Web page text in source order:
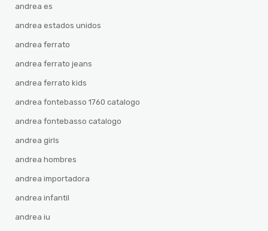
andrea es
andrea estados unidos
andrea ferrato
andrea ferrato jeans
andrea ferrato kids
andrea fontebasso 1760 catalogo
andrea fontebasso catalogo
andrea girls
andrea hombres
andrea importadora
andrea infantil
andrea iu